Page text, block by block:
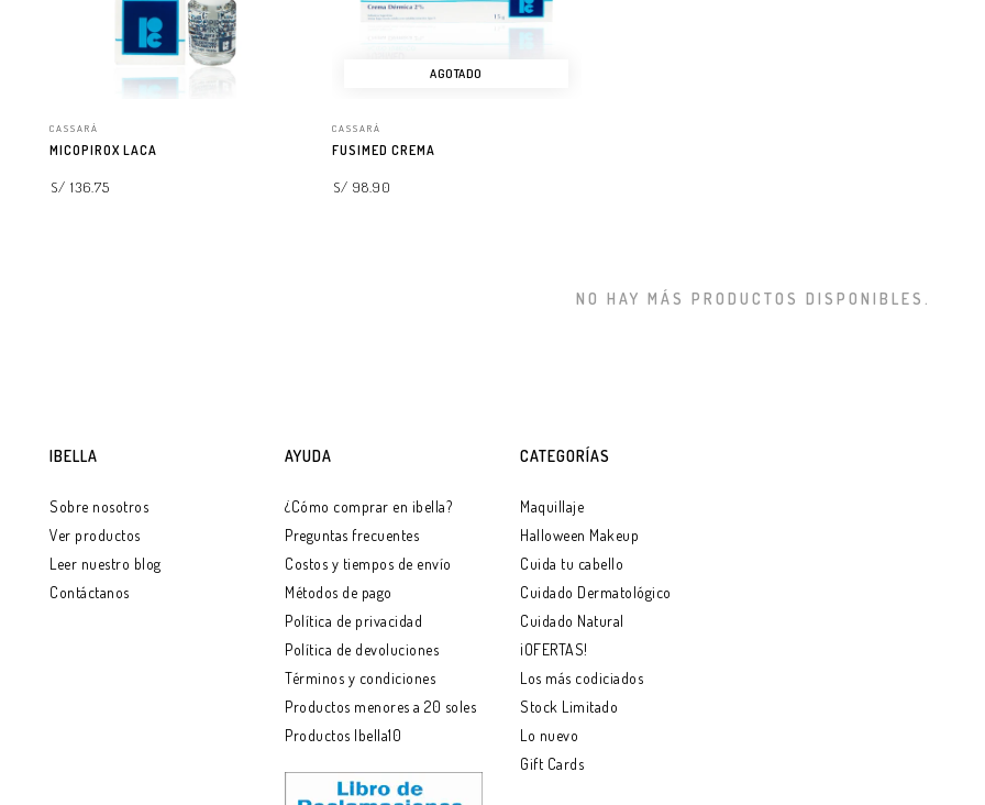
CASSARÁ
MICOPIROX LACA
S/ 136.75
AGOTADO
CASSARÁ
FUSIMED CREMA
S/ 98.90
NO HAY MÁS PRODUCTOS DISPONIBLES.
IBELLA
Sobre nosotros
Ver productos
Leer nuestro blog
Contáctanos
AYUDA
¿Cómo comprar en ibella?
Preguntas frecuentes
Costos y tiempos de envío
Métodos de pago
Política de privacidad
Política de devoluciones
Términos y condiciones
Productos menores a 20 soles
Productos Ibella10
CATEGORÍAS
Maquillaje
Halloween Makeup
Cuida tu cabello
Cuidado Dermatológico
Cuidado Natural
¡OFERTAS!
Los más codiciados
Stock Limitado
Lo nuevo
Gift Cards